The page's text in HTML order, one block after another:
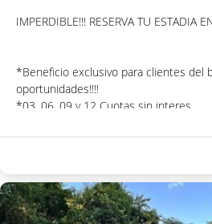
IMPERDIBLE!!! RESERVA TU ESTADIA
*Beneficio exclusivo para clientes del
oportunidades!!!!
*03, 06, 09 y 12 Cuotas sin interes
* Válido hasta el 30 de Septiembre